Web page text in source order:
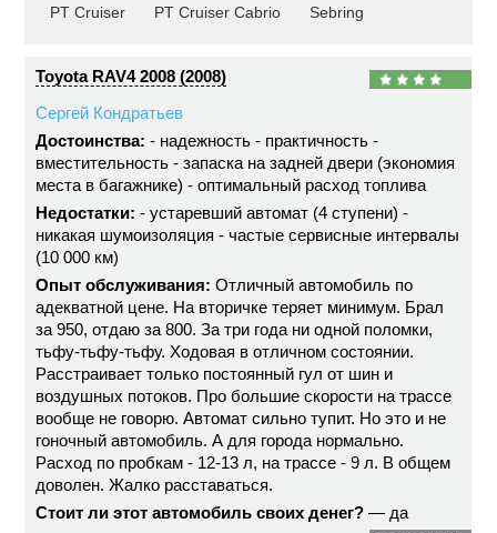
PT Cruiser PT Cruiser Cabrio Sebring
Toyota RAV4 2008 (2008)
Сергей Кондратьев
Достоинства: - надежность - практичность -
вместительность - запаска на задней двери (экономия
места в багажнике) - оптимальный расход топлива
Недостатки: - устаревший автомат (4 ступени) -
никакая шумоизоляция - частые сервисные интервалы
(10 000 км)
Опыт обслуживания: Отличный автомобиль по
адекватной цене. На вторичке теряет минимум. Брал
за 950, отдаю за 800. За три года ни одной поломки,
тьфу-тьфу-тьфу. Ходовая в отличном состоянии.
Расстраивает только постоянный гул от шин и
воздушных потоков. Про большие скорости на трассе
вообще не говорю. Автомат сильно тупит. Но это и не
гоночный автомобиль. А для города нормально.
Расход по пробкам - 12-13 л, на трассе - 9 л. В общем
доволен. Жалко расставаться.
Стоит ли этот автомобиль своих денег? — да